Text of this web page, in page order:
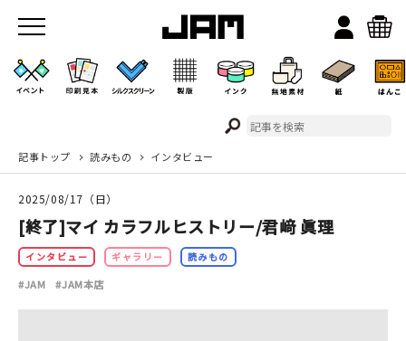
JAMのこと
お店/ワークスペース
記事トップ 読みもの インタビュー
2025/08/17（日）
[終了]マイ カラフルヒストリー/君﨑 眞理
インタビュー ギャラリー 読みもの
#JAM #JAM本店